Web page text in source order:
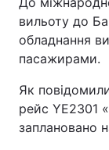
вильоту до
обладнання
пасажирами.
Як
рейс YE2301
заплановано